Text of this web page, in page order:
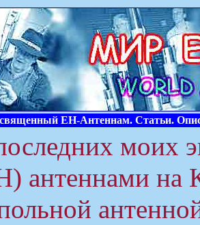
ЕН-Антеннам. Статьи.
моих
антеннами на